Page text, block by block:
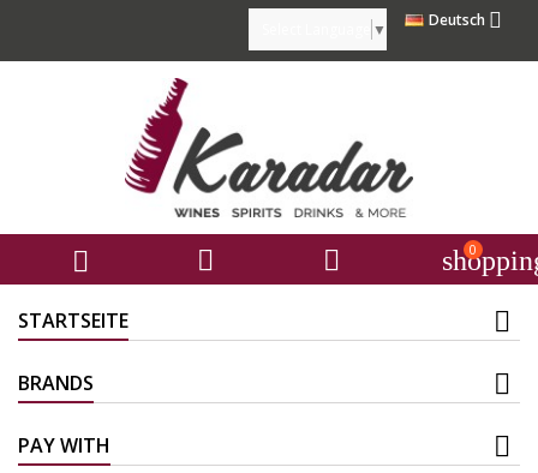
Deutsch 
▼
   0
STARTSEITE
BRANDS
PAY WITH